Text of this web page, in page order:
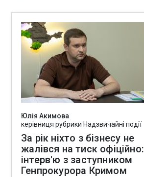
Юлія Акимова
керівниця рубрики Надзвичайні події
За рік ніхто з бізнесу не
жалівся на тиск офіційно:
інтерв'ю з заступником
Генпрокурора Кримом